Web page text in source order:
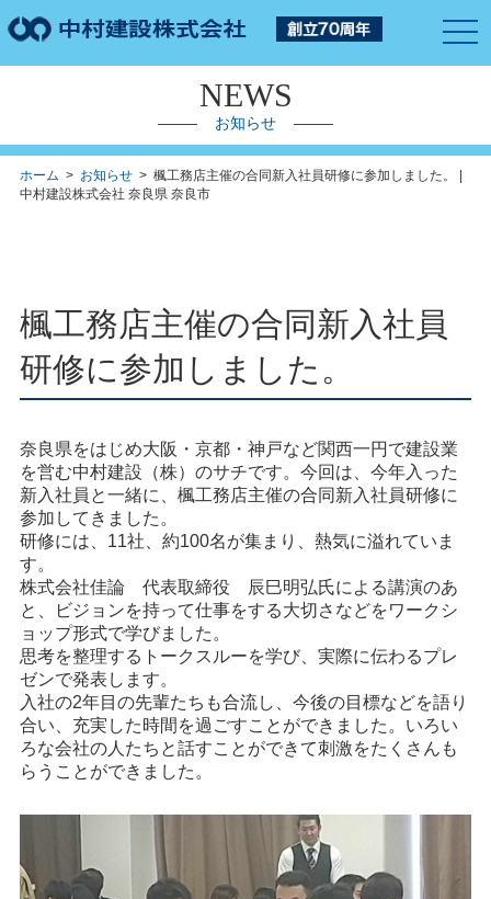
NEWS
お知らせ
ホーム > お知らせ> 楓工務店主催の合同新入社員研修に参加しました。 |
中村建設株式会社 奈良県 奈良市
楓工務店主催の合同新入社員
研修に参加しました。
奈良県をはじめ大阪・京都・神戸など関西一円で建設業
を営む中村建設（株）のサチです。今回は、今年入った
新入社員と一緒に、楓工務店主催の合同新入社員研修に
参加してきました。
研修には、11社、約100名が集まり、熱気に溢れていま
す。
株式会社佳論 代表取締役 辰巳明弘氏による講演のあ
と、ビジョンを持って仕事をする大切さなどをワークシ
ョップ形式で学びました。
思考を整理するトークスルーを学び、実際に伝わるプレ
ゼンで発表します。
入社の2年目の先輩たちも合流し、今後の目標などを語り
合い、充実した時間を過ごすことができました。いろい
ろな会社の人たちと話すことができて刺激をたくさんも
らうことができました。